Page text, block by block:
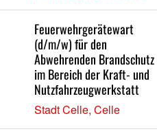
Feuerwehrgerätewart
(d/m/w) für den
Abwehrenden Brandschutz
im Bereich der Kraft- und
Nutzfahrzeugwerkstatt
Stadt Celle, Celle